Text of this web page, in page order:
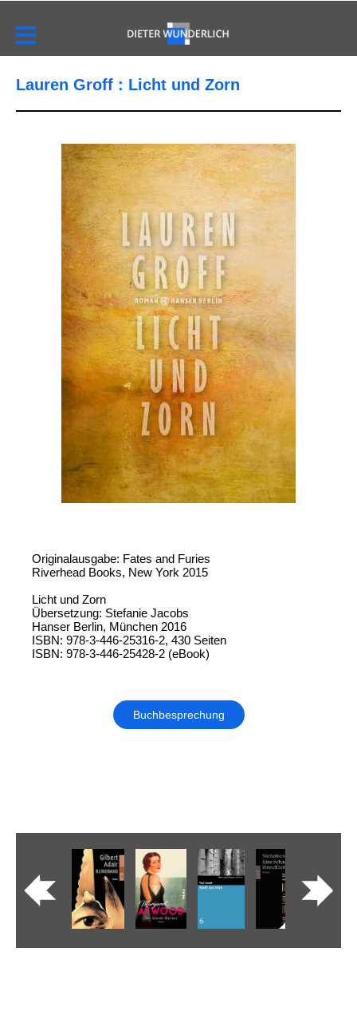
Lauren Groff : Licht und Zorn
Originalausgabe: Fates and Furies
Riverhead Books, New York 2015
Licht und Zorn
Übersetzung: Stefanie Jacobs
Hanser Berlin, München 2016
ISBN: 978-3-446-25316-2, 430 Seiten
ISBN: 978-3-446-25428-2 (eBook)
Buchbesprechung